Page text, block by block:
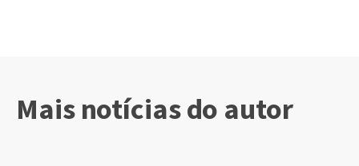
Mais notícias do autor